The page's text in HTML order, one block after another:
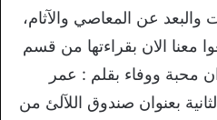
عن المعاصي والآثام،
معنا الان بقراءتها من قسم
محبة ووفاء بقلم : عمر
بعنوان صندوق اللآلئ من